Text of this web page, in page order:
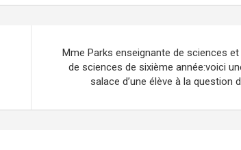
Mme Parks enseignante de sciences
de sciences de sixième année:voici
salace d’une élève à la question